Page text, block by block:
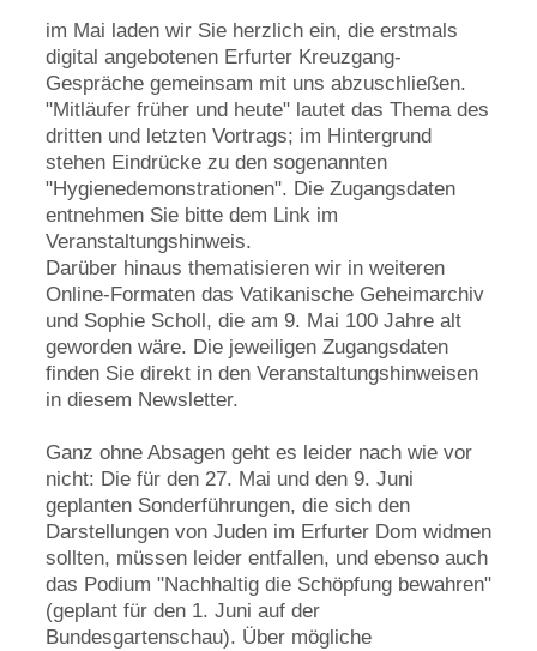
im Mai laden wir Sie herzlich ein, die erstmals
digital angebotenen Erfurter Kreuzgang-
Gespräche gemeinsam mit uns abzuschließen.
"Mitläufer früher und heute" lautet das Thema des
dritten und letzten Vortrags; im Hintergrund
stehen Eindrücke zu den sogenannten
"Hygienedemonstrationen". Die Zugangsdaten
entnehmen Sie bitte dem Link im
Veranstaltungshinweis.
Darüber hinaus thematisieren wir in weiteren
Online-Formaten das Vatikanische Geheimarchiv
und Sophie Scholl, die am 9. Mai 100 Jahre alt
geworden wäre. Die jeweiligen Zugangsdaten
finden Sie direkt in den Veranstaltungshinweisen
in diesem Newsletter.
Ganz ohne Absagen geht es leider nach wie vor
nicht: Die für den 27. Mai und den 9. Juni
geplanten Sonderführungen, die sich den
Darstellungen von Juden im Erfurter Dom widmen
sollten, müssen leider entfallen, und ebenso auch
das Podium "Nachhaltig die Schöpfung bewahren"
(geplant für den 1. Juni auf der
Bundesgartenschau). Über mögliche